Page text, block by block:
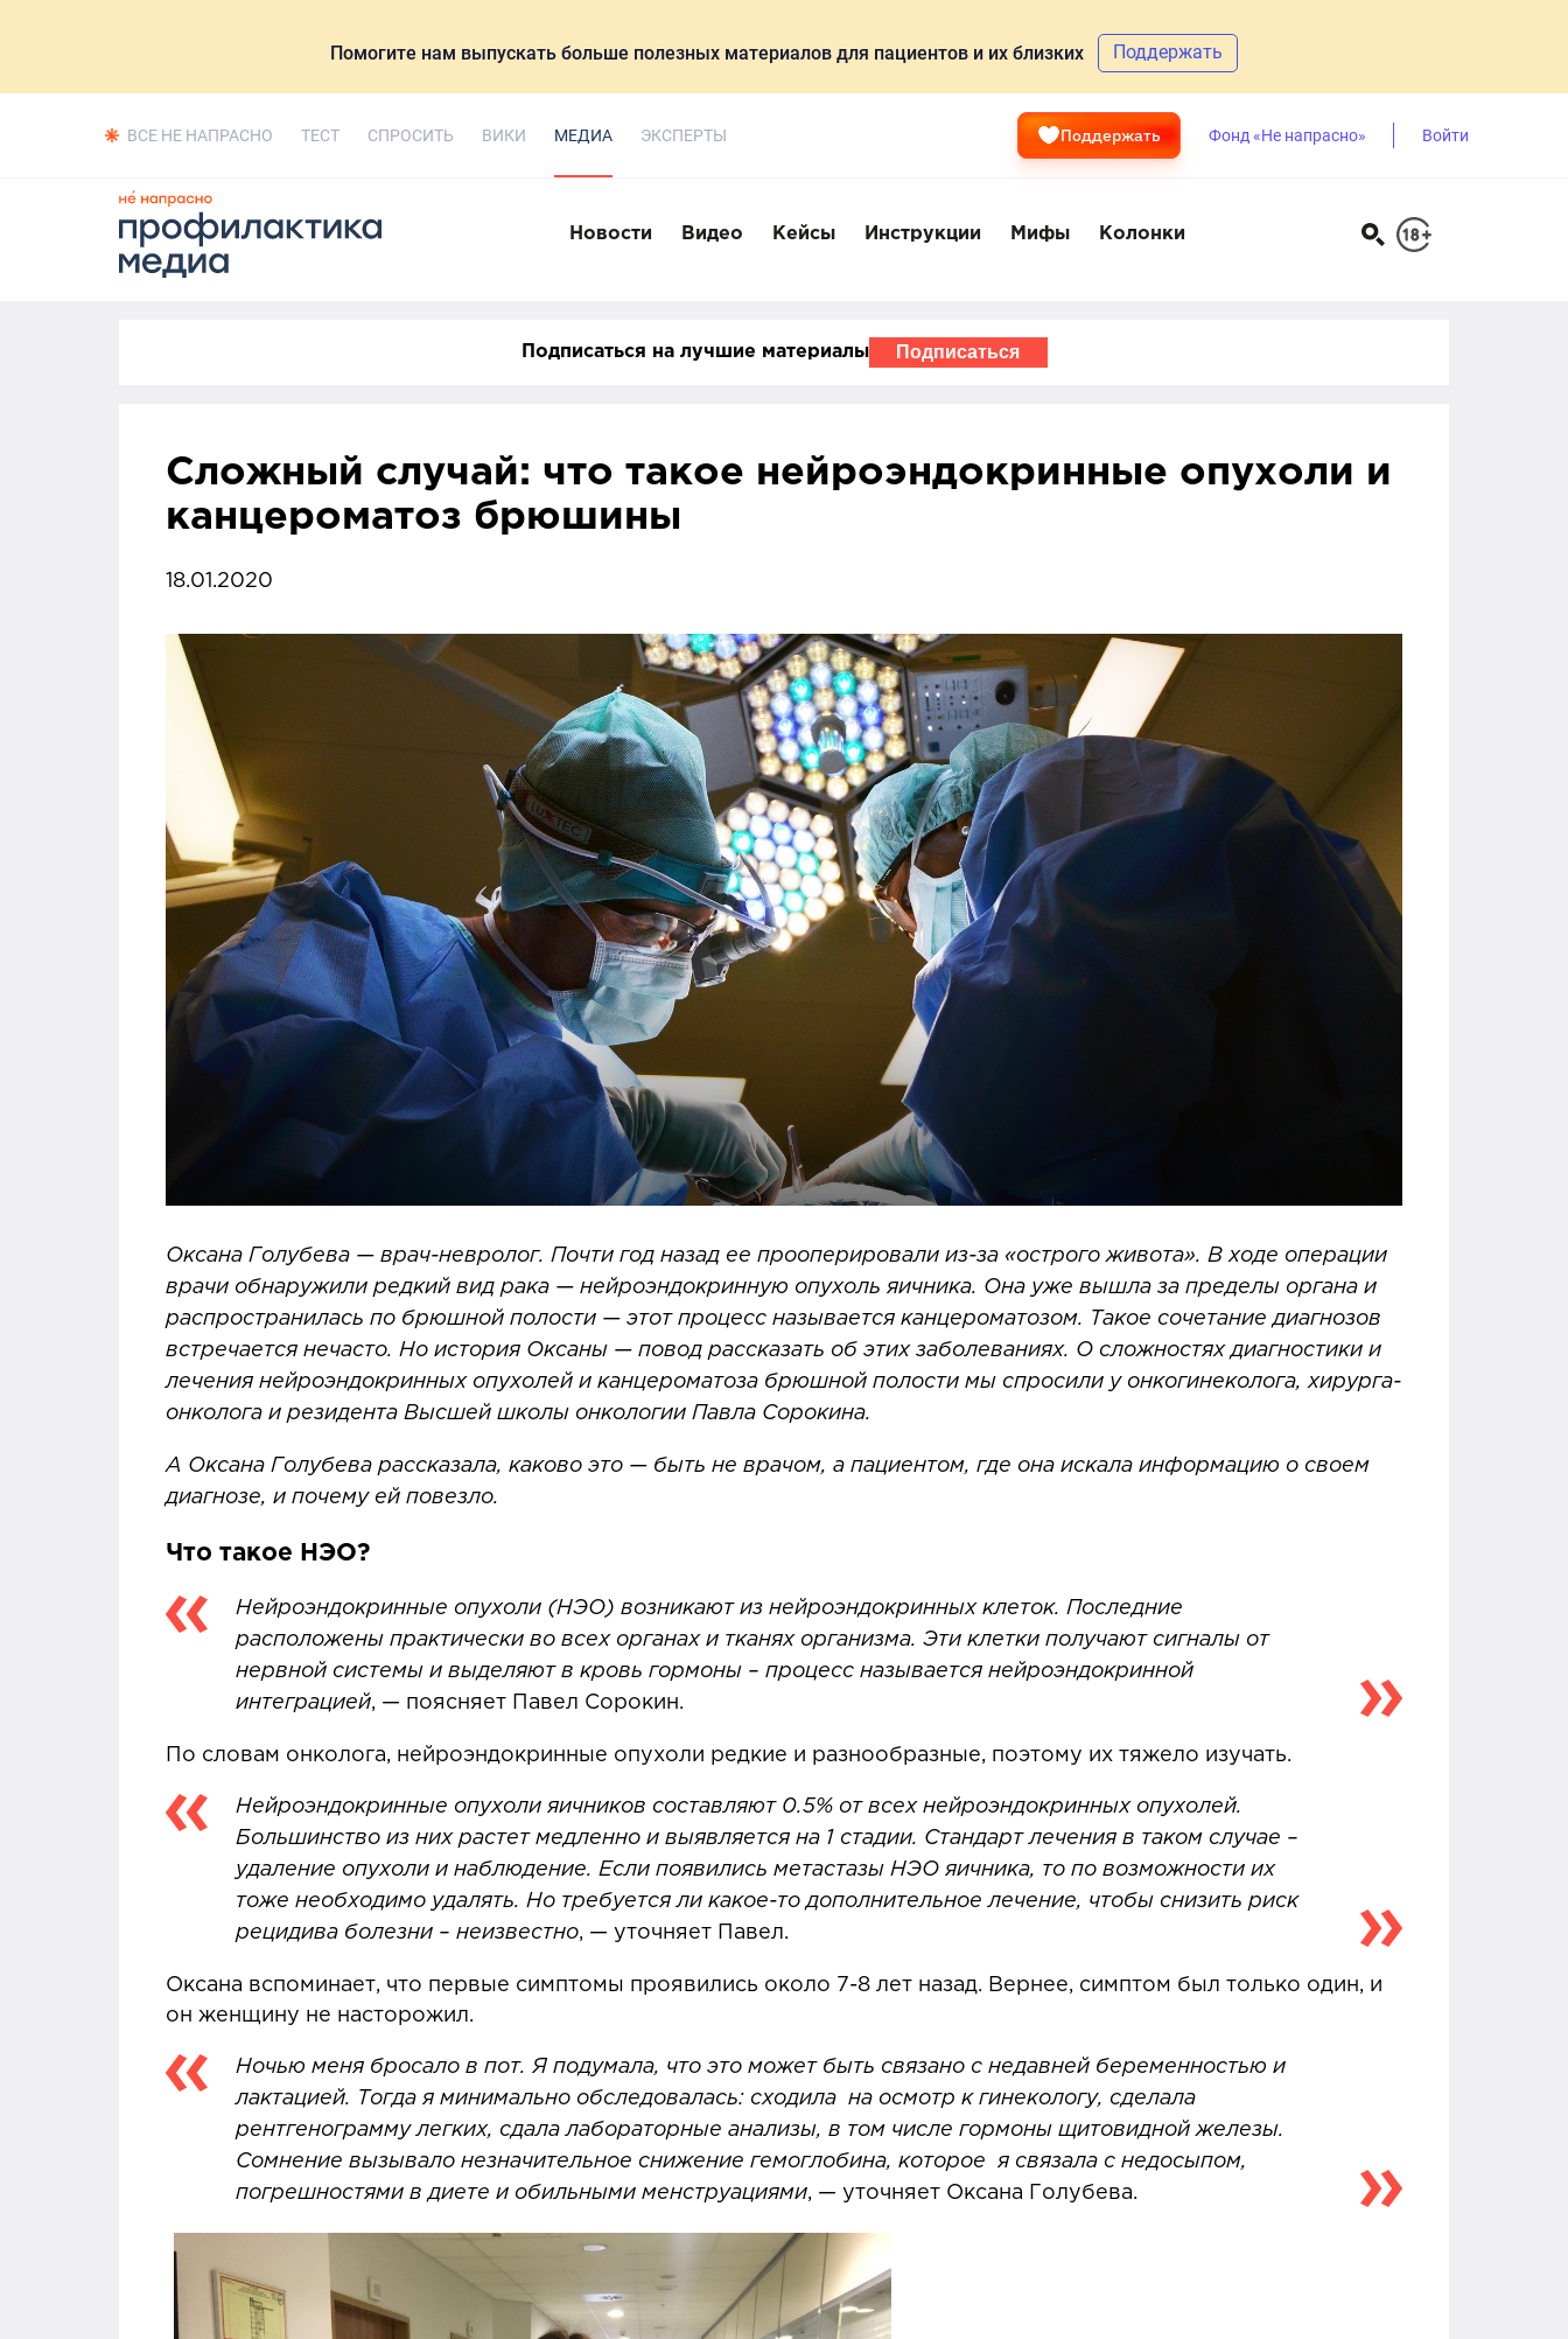
Помогите нам выпускать больше полезных материалов для пациентов и их близких Поддержать
ВСЕ НЕ НАПРАСНО ТЕСТ СПРОСИТЬ ВИКИ МЕДИА ЭКСПЕРТЫ Поддержать Фонд «Не напрасно» Войти
Новости Видео Кейсы Инструкции Мифы Колонки
Подписаться на лучшие материалы Подписаться
Сложный случай: что такое нейроэндокринные опухоли и
канцероматоз брюшины
18.01.2020
Оксана Голубева — врач-невролог. Почти год назад ее прооперировали из-за «острого живота». В ходе операции
врачи обнаружили редкий вид рака — нейроэндокринную опухоль яичника. Она уже вышла за пределы органа и
распространилась по брюшной полости — этот процесс называется канцероматозом. Такое сочетание диагнозов
встречается нечасто. Но история Оксаны — повод рассказать об этих заболеваниях. О сложностях диагностики и
лечения нейроэндокринных опухолей и канцероматоза брюшной полости мы спросили у онкогинеколога, хирурга-
онколога и резидента Высшей школы онкологии Павла Сорокина.
А Оксана Голубева рассказала, каково это — быть не врачом, а пациентом, где она искала информацию о своем
диагнозе, и почему ей повезло.
Что такое НЭО?
Нейроэндокринные опухоли (НЭО) возникают из нейроэндокринных клеток. Последние
расположены практически во всех органах и тканях организма. Эти клетки получают сигналы от
нервной системы и выделяют в кровь гормоны – процесс называется нейроэндокринной
интеграцией, — поясняет Павел Сорокин.
По словам онколога, нейроэндокринные опухоли редкие и разнообразные, поэтому их тяжело изучать.
Нейроэндокринные опухоли яичников составляют 0.5% от всех нейроэндокринных опухолей.
Большинство из них растет медленно и выявляется на 1 стадии. Стандарт лечения в таком случае –
удаление опухоли и наблюдение. Если появились метастазы НЭО яичника, то по возможности их
тоже необходимо удалять. Но требуется ли какое-то дополнительное лечение, чтобы снизить риск
рецидива болезни – неизвестно, — уточняет Павел.
Оксана вспоминает, что первые симптомы проявились около 7-8 лет назад. Вернее, симптом был только один, и
он женщину не насторожил.
Ночью меня бросало в пот. Я подумала, что это может быть связано с недавней беременностью и
лактацией. Тогда я минимально обследовалась: сходила на осмотр к гинекологу, сделала
рентгенограмму легких, сдала лабораторные анализы, в том числе гормоны щитовидной железы.
Сомнение вызывало незначительное снижение гемоглобина, которое я связала с недосыпом,
погрешностями в диете и обильными менструациями, — уточняет Оксана Голубева.